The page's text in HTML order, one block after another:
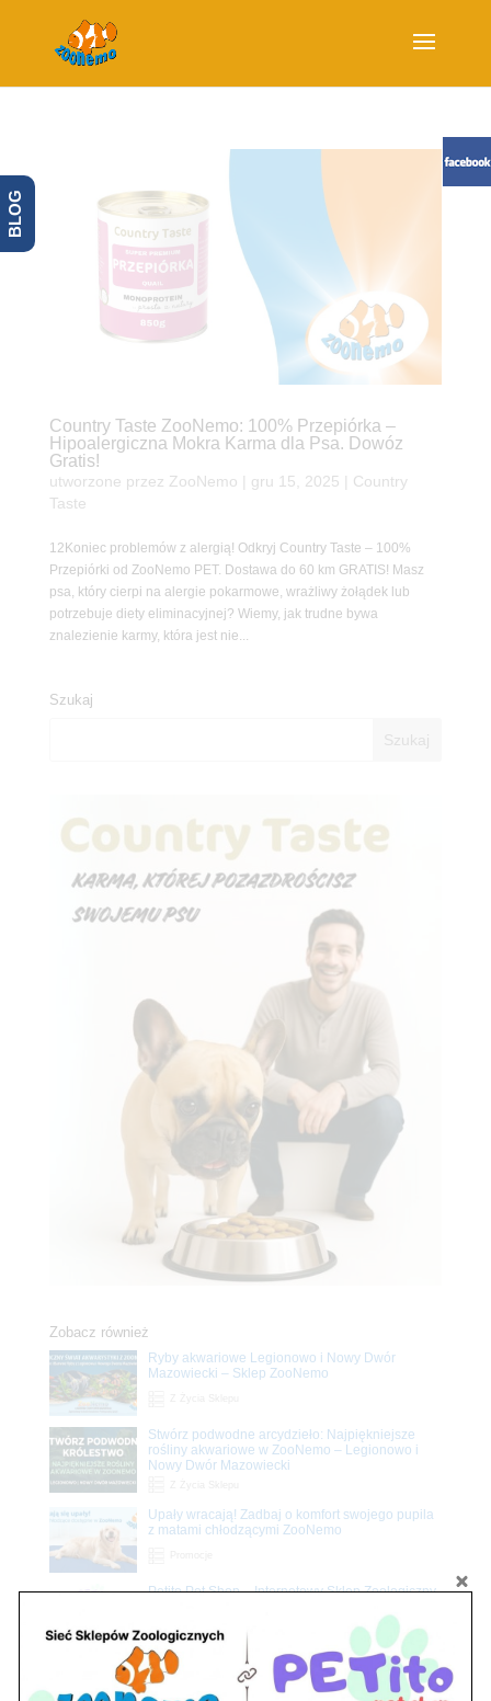
Country Taste ZooNemo: 100% Przepiórka –
Hipoalergiczna Mokra Karma dla Psa. Dowóz
Gratis!
utworzone przez ZooNemo gru 15, 2025
Country
Taste
12Koniec problemów z alergią! Odkryj Country Taste – 100%
Przepiórki od ZooNemo PET. Dostawa do 60 km GRATIS! Masz
psa, który cierpi na alergie pokarmowe, wrażliwy żołądek lub
potrzebuje diety eliminacyjnej? Wiemy, jak trudne bywa
znalezienie karmy, która jest nie...
Szukaj
Zobacz również
Ryby akwariowe Legionowo i Nowy Dwór
Mazowiecki – Sklep ZooNemo
Stwórz podwodne arcydzieło: Najpiękniejsze
rośliny akwariowe w ZooNemo – Legionowo i
Nowy Dwór Mazowiecki
Upały wracają! Zadbaj o komfort swojego pupila
z matami chłodzącymi ZooNemo
Z Życia Sklepu
Petito Pet Shop – Internetowy Sklep Zoologiczny
BLOG